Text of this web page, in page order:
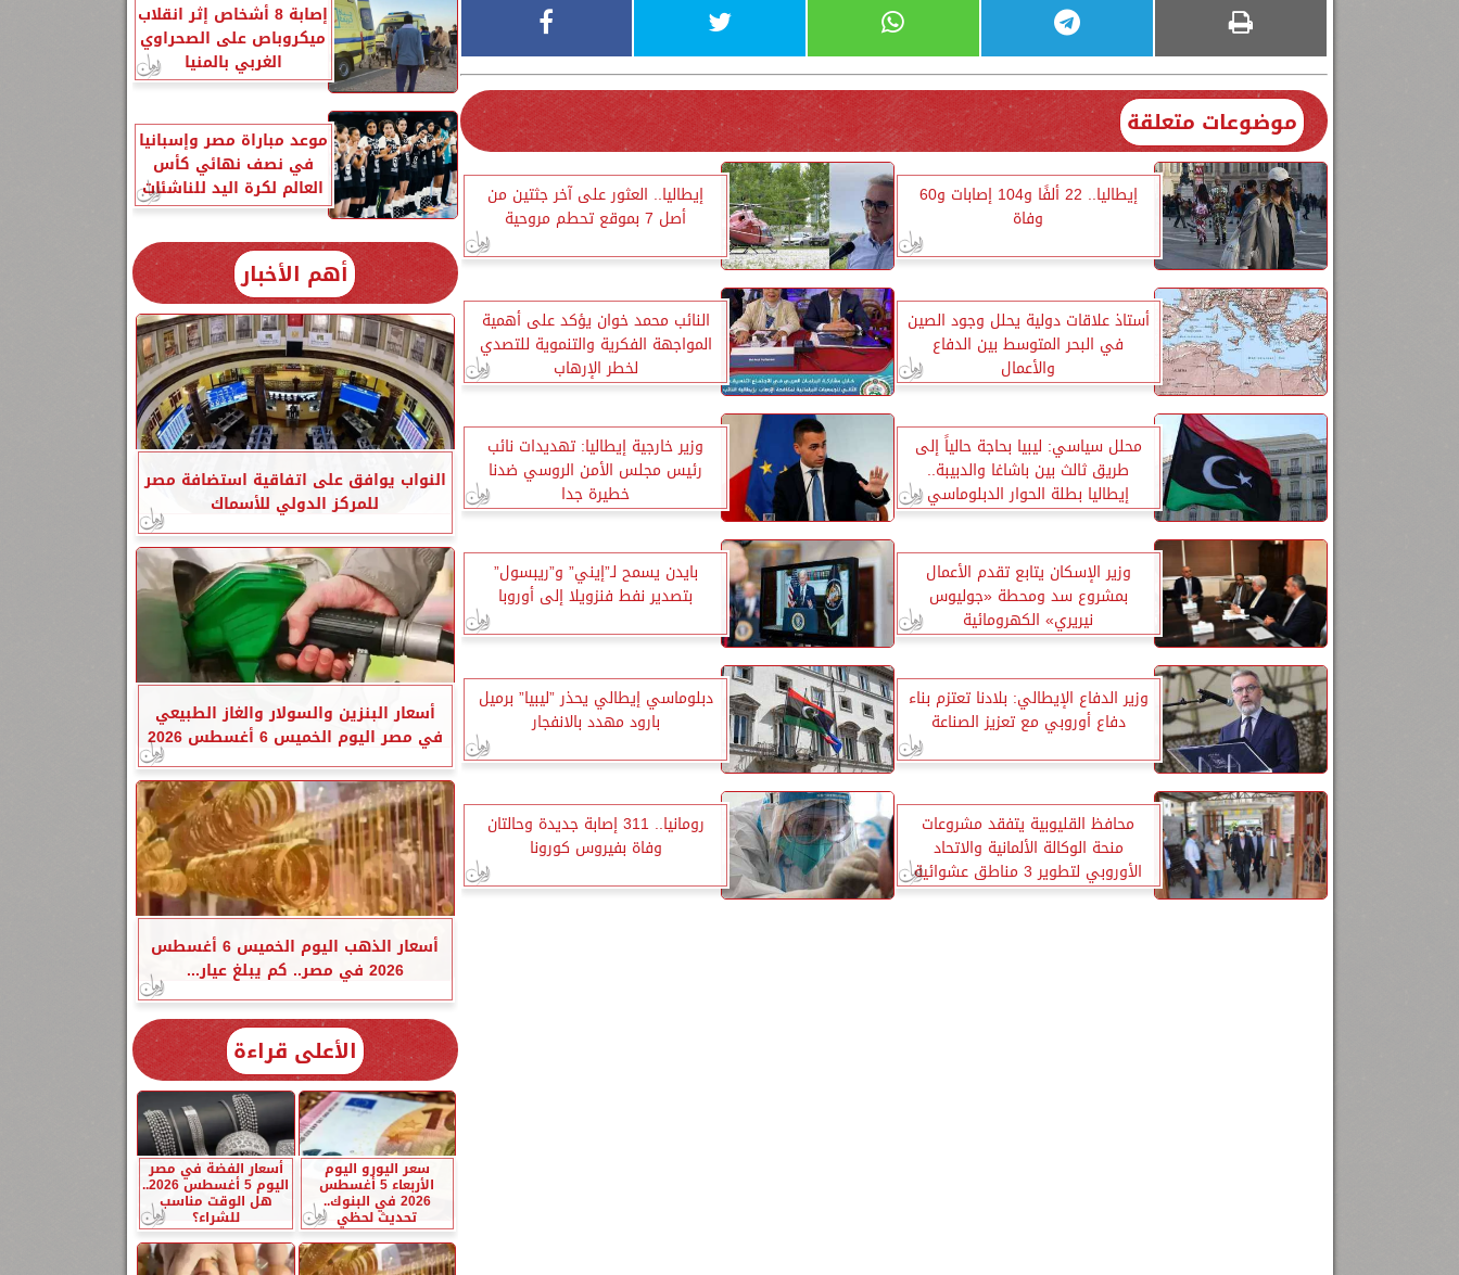
موضوعات متعلقة
إيطاليا.. 22 ألفًا و104 إصابات و60
وفاة
إيطاليا.. العثور على آخر جثتين من
أصل 7 بموقع تحطم مروحية
أستاذ علاقات دولية يحلل وجود الصين
في البحر المتوسط ​بين الدفاع
والأعمال
النائب محمد خوان يؤكد على أهمية
المواجهة الفكرية والتنموية للتصدي
لخطر الإرهاب
محلل سياسي: ليبيا بحاجة حالياً إلى
طريق ثالث بين باشاغا والدبيبة..
إيطاليا بطلة الحوار الدبلوماسي
وزير خارجية إيطاليا: تهديدات نائب
رئيس مجلس الأمن الروسي ضدنا
خطيرة جدا
وزير الإسكان يتابع تقدم الأعمال
بمشروع سد ومحطة «جوليوس
نيريري» الكهرومائية
بايدن يسمح لـ”إيني” و”ريبسول”
بتصدير نفط فنزويلا إلى أوروبا
وزير الدفاع الإيطالي: بلادنا تعتزم بناء
دفاع أوروبي مع تعزيز الصناعة
دبلوماسي إيطالي يحذر ”ليبيا” برميل
بارود مهدد بالانفجار
محافظ القليوبية يتفقد مشروعات
منحة الوكالة الألمانية والاتحاد
الأوروبي لتطوير 3 مناطق عشوائية
بالمحافظة
رومانيا.. 311 إصابة جديدة وحالتان
وفاة بفيروس كورونا
إصابة 8 أشخاص إثر انقلاب
ميكروباص على الصحراوي
الغربي بالمنيا
موعد مباراة مصر وإسبانيا
في نصف نهائي كأس
العالم لكرة اليد للناشئات
أهم الأخبار
النواب يوافق على اتفاقية استضافة مصر
للمركز الدولي للأسماك
أسعار البنزين والسولار والغاز الطبيعي
في مصر اليوم الخميس 6 أغسطس 2026
أسعار الذهب اليوم الخميس 6 أغسطس
2026 في مصر.. كم يبلغ عيار...
الأعلى قراءة
سعر اليورو اليوم
الأربعاء 5 أغسطس
2026 في البنوك..
تحديث لحظي
أسعار الفضة في مصر
اليوم 5 أغسطس 2026..
هل الوقت مناسب
للشراء؟